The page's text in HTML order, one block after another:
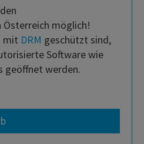
Österreich möglich!
mit DRM geschützt sind,
Software wie
geöffnet werden.